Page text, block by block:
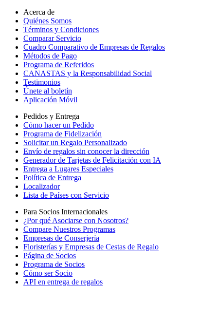
Acerca de
Quiénes Somos
Términos y Condiciones
Comparar Servicio
Cuadro Comparativo de Empresas de Regalos
Métodos de Pago
Programa de Referidos
CANASTAS y la Responsabilidad Social
Testimonios
Únete al boletín
Aplicación Móvil
Pedidos y Entrega
Cómo hacer un Pedido
Programa de Fidelización
Solicitar un Regalo Personalizado
Envío de regalos sin conocer la dirección
Generador de Tarjetas de Felicitación con IA
Entrega a Lugares Especiales
Política de Entrega
Localizador
Lista de Países con Servicio
Para Socios Internacionales
¿Por qué Asociarse con Nosotros?
Compare Nuestros Programas
Empresas de Conserjería
Floristerías y Empresas de Cestas de Regalo
Página de Socios
Programa de Socios
Cómo ser Socio
API en entrega de regalos